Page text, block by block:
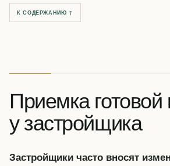
К СОДЕРЖАНИЮ ↑
Приемка готовой
у застройщика
Застройщики часто вносят